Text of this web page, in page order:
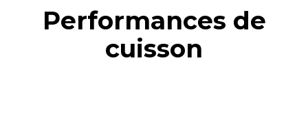
Performances de
cuisson